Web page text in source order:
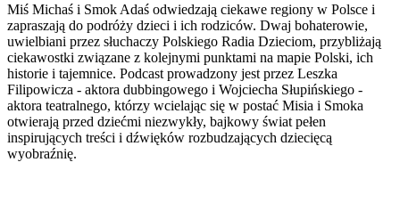
Miś Michaś i Smok Adaś odwiedzają ciekawe regiony w Polsce i
zapraszają do podróży dzieci i ich rodziców. Dwaj bohaterowie,
uwielbiani przez słuchaczy Polskiego Radia Dzieciom, przybliżają
ciekawostki związane z kolejnymi punktami na mapie Polski, ich
historie i tajemnice. Podcast prowadzony jest przez Leszka
Filipowicza - aktora dubbingowego i Wojciecha Słupińskiego -
aktora teatralnego, którzy wcielając się w postać Misia i Smoka
otwierają przed dziećmi niezwykły, bajkowy świat pełen
inspirujących treści i dźwięków rozbudzających dziecięcą
wyobraźnię.